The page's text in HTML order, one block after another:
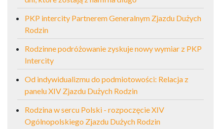
PKP intercity Partnerem Generalnym Zjazdu Dużych
Rodzin
Rodzinne podróżowanie zyskuje nowy wymiar z PKP
Intercity
Od indywidualizmu do podmiotowości: Relacja z
panelu XIV Zjazdu Dużych Rodzin
Rodzina w sercu Polski - rozpoczęcie XIV
Ogólnopolskiego Zjazdu Dużych Rodzin